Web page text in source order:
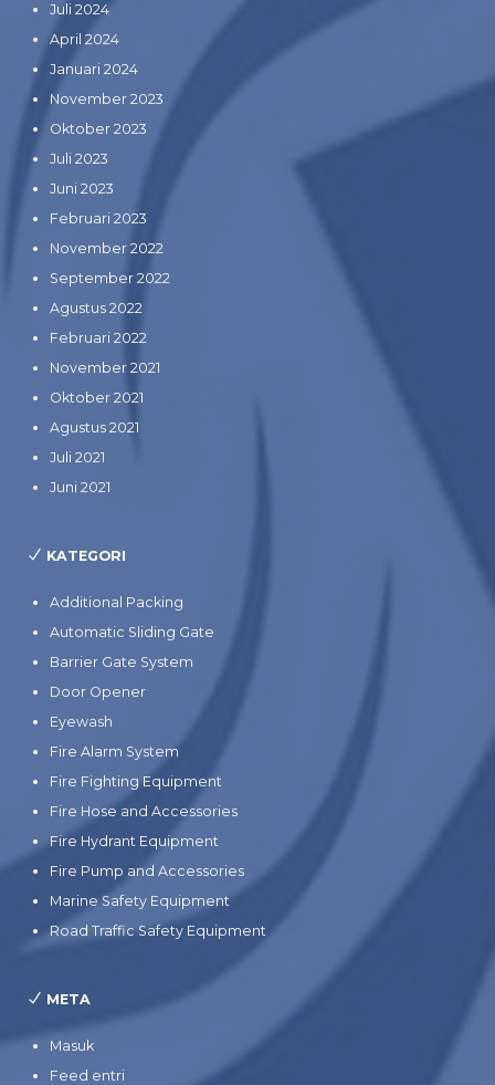
Juli 2024
April 2024
Januari 2024
November 2023
Oktober 2023
Juli 2023
Juni 2023
Februari 2023
November 2022
September 2022
Agustus 2022
Februari 2022
November 2021
Oktober 2021
Agustus 2021
Juli 2021
Juni 2021
KATEGORI
Additional Packing
Automatic Sliding Gate
Barrier Gate System
Door Opener
Eyewash
Fire Alarm System
Fire Fighting Equipment
Fire Hose and Accessories
Fire Hydrant Equipment
Fire Pump and Accessories
Marine Safety Equipment
Road Traffic Safety Equipment
META
Masuk
Feed entri